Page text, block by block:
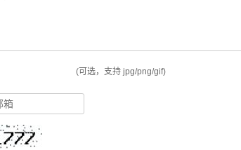
(可选，支持 jpg/png/gif)